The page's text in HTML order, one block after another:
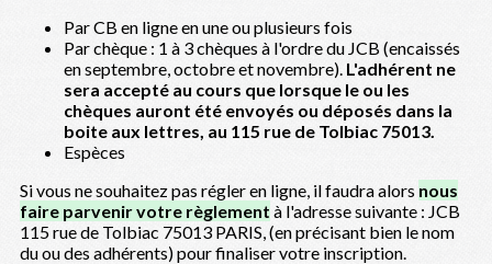
Par CB en ligne en une ou plusieurs fois
Par chèque : 1 à 3 chèques à l'ordre du JCB (encaissés
en septembre, octobre et novembre). L'adhérent ne
sera accepté au cours que lorsque le ou les
chèques auront été envoyés ou déposés dans la
boite aux lettres, au 115 rue de Tolbiac 75013.
Espèces
Si vous ne souhaitez pas régler en ligne, il faudra alors nous
faire parvenir votre règlement à l'adresse suivante : JCB
115 rue de Tolbiac 75013 PARIS, (en précisant bien le nom
du ou des adhérents) pour finaliser votre inscription.